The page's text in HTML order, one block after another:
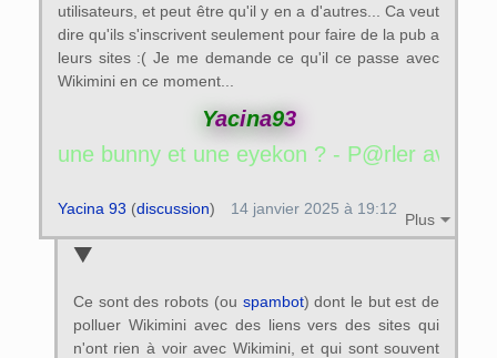
utilisateurs, et peut être qu'il y en a d'autres... Ca veut
dire qu'ils s'inscrivent seulement pour faire de la pub a
leurs sites :( Je me demande ce qu'il ce passe avec
Wikimini en ce moment...
Yacina93
une eyekon ? - P@rler avec une bunny et
Plus
Yacina 93 (discussion) 14 janvier 2025 à 19:12
Ce sont des robots (ou spambot) dont le but est de
polluer Wikimini avec des liens vers des sites qui
n'ont rien à voir avec Wikimini, et qui sont souvent